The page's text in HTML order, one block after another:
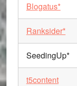
Blogatus*
Ranksider*
SeedingUp*
t5content